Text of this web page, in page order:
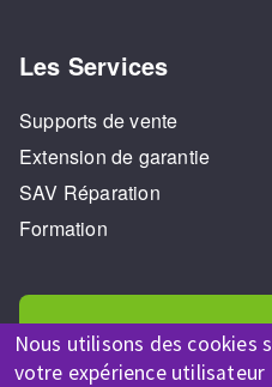
Nous utilisons des cookies
votre expérience utilisateur
Les Services
Supports de vente
Extension de garantie
SAV Réparation
Formation